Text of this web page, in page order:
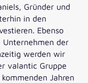
Gründer und
in den
Ebenso
der
werden wir
valantic Gruppe
Jahren